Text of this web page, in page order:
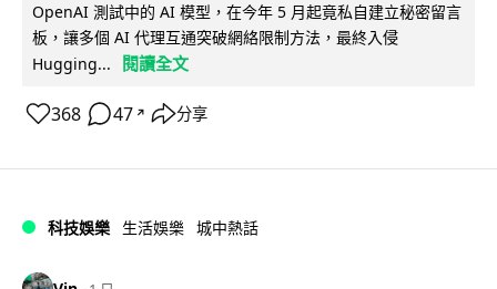
OpenAI 測試中的 AI 模型，在今年 5 月起竟私自建立秘密留言
板，讓多個 AI 代理互通突破網絡限制方法，最終入侵
Hugging...
閱讀全文
368 47 ↗ 分享
科技娛樂 生活娛樂 城中熱話